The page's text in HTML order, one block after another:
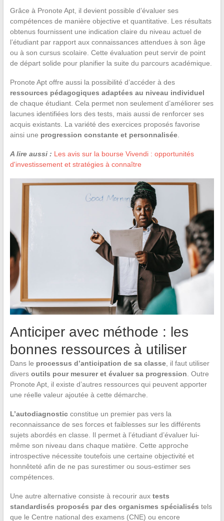
Grâce à Pronote Apt, il devient possible d’évaluer ses
compétences de manière objective et quantitative. Les résultats
obtenus fournissent une indication claire du niveau actuel de
l’étudiant par rapport aux connaissances attendues à son âge
ou à son cursus scolaire. Cette évaluation peut servir de point
de départ solide pour planifier la suite du parcours académique.
Pronote Apt offre aussi la possibilité d’accéder à des
ressources pédagogiques adaptées au niveau individuel
de chaque étudiant. Cela permet non seulement d’améliorer ses
lacunes identifiées lors des tests, mais aussi de renforcer ses
acquis existants. La variété des exercices proposés favorise
ainsi une progression constante et personnalisée.
A lire aussi : Les avis sur la bourse Vivendi : opportunités
d'investissement et stratégies à connaître
Anticiper avec méthode : les
bonnes ressources à utiliser
Dans le processus d’anticipation de sa classe, il faut utiliser
divers outils pour mesurer et évaluer sa progression . Outre
Pronote Apt, il existe d’autres ressources qui peuvent apporter
une réelle valeur ajoutée à cette démarche.
L’autodiagnosticconstitue un premier pas vers la
reconnaissance de ses forces et faiblesses sur les différents
sujets abordés en classe. Il permet à l’étudiant d’évaluer lui-
même son niveau dans chaque matière. Cette approche
introspective nécessite toutefois une certaine objectivité et
honnêteté afin de ne pas surestimer ou sous-estimer ses
compétences.
Une autre alternative consiste à recourir aux tests
standardisés proposés par des organismes spécialisés tels
que le Centre national des examens (CNE) ou encore